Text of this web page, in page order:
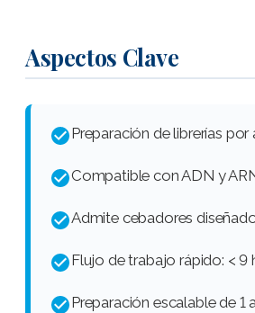
Aspectos Clave
Preparación de librerías
Compatible con ADN y
Admite cebadores
Flujo de trabajo rápido: < 9
Preparación escalable de 1